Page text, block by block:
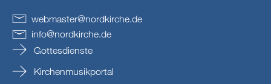
webmaster@nordkirche.de
info@nordkirche.de
Gottesdienste
Kirchenmusikportal